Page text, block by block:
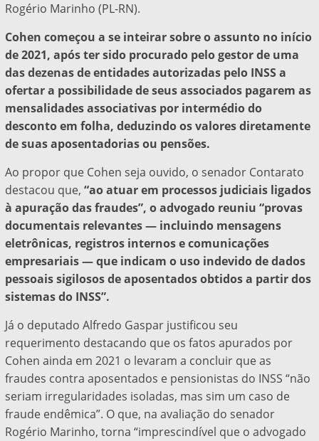
Rogério Marinho (PL-RN).
Cohen começou a se inteirar sobre o assunto no início
de 2021, após ter sido procurado pelo gestor de uma
das dezenas de entidades autorizadas pelo INSS a
ofertar a possibilidade de seus associados pagarem as
mensalidades associativas por intermédio do
desconto em folha, deduzindo os valores diretamente
de suas aposentadorias ou pensões.
Ao propor que Cohen seja ouvido, o senador Contarato
destacou que, “ao atuar em processos judiciais ligados
à apuração das fraudes”, o advogado reuniu “provas
documentais relevantes — incluindo mensagens
eletrônicas, registros internos e comunicações
empresariais — que indicam o uso indevido de dados
pessoais sigilosos de aposentados obtidos a partir dos
sistemas do INSS”.
Já o deputado Alfredo Gaspar justificou seu
requerimento destacando que os fatos apurados por
Cohen ainda em 2021 o levaram a concluir que as
fraudes contra aposentados e pensionistas do INSS “não
seriam irregularidades isoladas, mas sim um caso de
fraude endêmica”. O que, na avaliação do senador
Rogério Marinho, torna “imprescindível que o advogado